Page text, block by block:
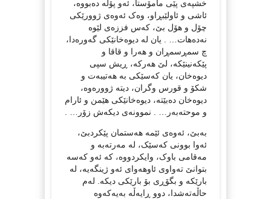
خشپەی پێی مامۆستا، ئەو پۆلە دەبووە،
ئاشی و ئاولێبڕاو، وەک ئەوەی ژوورێکی
چۆل و هۆل بێ، کەس فززەی لێوە
نەدەهات… . یان لە دیوەخانێکی گەورەدا،
چ سمڕسمڕان و هەرا و قاقا و
پێکەنینێکە، لێ هەرکە، ڕیش سپی
دیوەخان، یان کەسێکی بە هەتیبەت و
شکۆ و قورس وگران، دیتە ژوورەوە،
دیوەخان دەبێتە، دیوەخانێکی هێمن و ئارام
و موحتەبەر… . نموونەی دیکەش زۆر… .
بەبێ، ئەوەی ئێمە هەستمان پێکردبێ،
ئەوا بوونی کەسێک، لە مەرتەبە و
مەقامی باوک، وایکردووە، کە ئەو کەسە
بتوانێ تەواوی ئاوهەوای ئەو ژینگەیە، لە
بارێکە و بگۆڕی بۆ بارێکی دیکە. لەم
حاڵەتەشدا، دوو ڕایەڵە بەیەکەوە